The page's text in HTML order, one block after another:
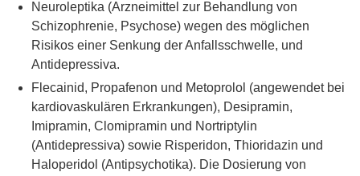
Neuroleptika (Arzneimittel zur Behandlung von
Schizophrenie, Psychose) wegen des möglichen
Risikos einer Senkung der Anfallsschwelle, und
Antidepressiva.
Flecainid, Propafenon und Metoprolol (angewendet bei
kardiovaskulären Erkrankungen), Desipramin,
Imipramin, Clomipramin und Nortriptylin
(Antidepressiva) sowie Risperidon, Thioridazin und
Haloperidol (Antipsychotika). Die Dosierung von